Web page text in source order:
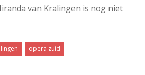
van Kralingen is nog niet
opera zuid